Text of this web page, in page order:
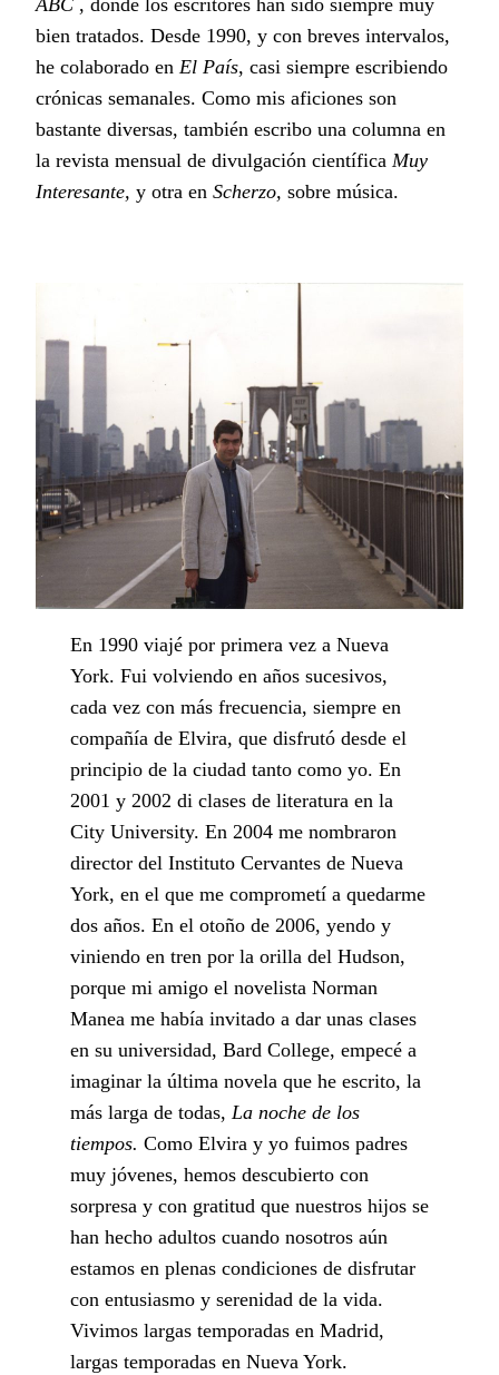
ABC , donde los escritores han sido siempre muy
bien tratados. Desde 1990, y con breves intervalos,
he colaborado en El País, casi siempre escribiendo
crónicas semanales. Como mis aficiones son
bastante diversas, también escribo una columna en
la revista mensual de divulgación científica Muy
Interesante, y otra en Scherzo, sobre música.
En 1990 viajé por primera vez a Nueva
York. Fui volviendo en años sucesivos,
cada vez con más frecuencia, siempre en
compañía de Elvira, que disfrutó desde el
principio de la ciudad tanto como yo. En
2001 y 2002 di clases de literatura en la
City University. En 2004 me nombraron
director del Instituto Cervantes de Nueva
York, en el que me comprometí a quedarme
dos años. En el otoño de 2006, yendo y
viniendo en tren por la orilla del Hudson,
porque mi amigo el novelista Norman
Manea me había invitado a dar unas clases
en su universidad, Bard College, empecé a
imaginar la última novela que he escrito, la
más larga de todas, La noche de los
tiempos. Como Elvira y yo fuimos padres
muy jóvenes, hemos descubierto con
sorpresa y con gratitud que nuestros hijos se
han hecho adultos cuando nosotros aún
estamos en plenas condiciones de disfrutar
con entusiasmo y serenidad de la vida.
Vivimos largas temporadas en Madrid,
largas temporadas en Nueva York.